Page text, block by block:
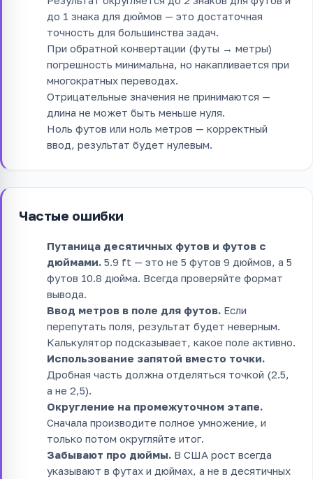
до 1 знака для дюймов — это достаточная
точность для большинства задач.
При обратной конвертации (футы → метры)
погрешность минимальна, но накапливается при
многократных переводах.
Отрицательные значения не принимаются —
длина не может быть меньше нуля.
Ноль футов или ноль метров — корректный
ввод, результат будет нулевым.
Частые ошибки
Путаница десятичных футов и футов с
дюймами. 5.9 ft — это не 5 футов 9 дюймов, а 5
футов 10.8 дюйма. Всегда проверяйте формат
вывода.
Ввод метров в поле для футов. Если
перепутать поля, результат будет неверным.
Калькулятор подсказывает, какое поле активно.
Использование запятой вместо точки.
Дробная часть должна отделяться точкой (2.5,
а не 2,5).
Округление на промежуточном этапе.
Сначала производите полное умножение, и
только потом округляйте итог.
Забывают про дюймы. В США рост всегда
указывают в футах и дюймах, а не в десятичных